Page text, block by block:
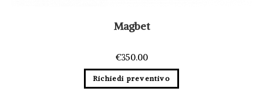
Magbet
€350.00
Richiedi preventivo